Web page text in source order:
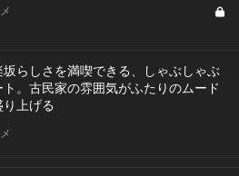
坂らしさを満喫できる、しゃぶしゃぶ
ト。古民家の雰囲気がふたりのムード
り上げる